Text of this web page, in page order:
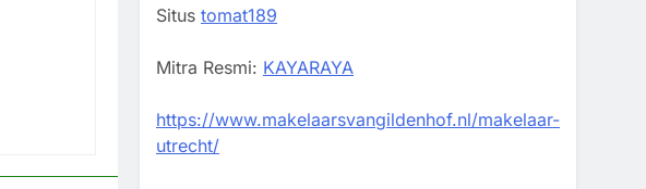
Situs tomat189
Mitra Resmi: KAYARAYA
https://www.makelaarsvangildenhof.nl/makelaar-
utrecht/